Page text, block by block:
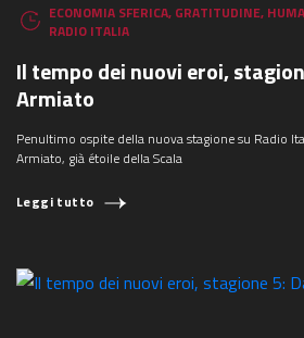
ECONOMIA SFERICA, GRATITUDINE,
RADIO ITALIA
Il tempo dei nuovi eroi,
Armiato
Penultimo ospite della nuova stagione su Radio
Armiato, già étoile della Scala
Leggi tutto